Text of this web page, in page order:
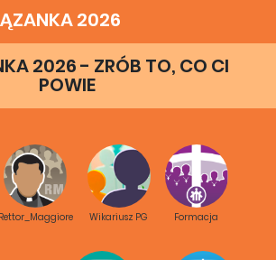
2026
2026 - ZRÓB TO, CO CI
POWIE
Rettor_Maggiore Wikariusz PG Formacja